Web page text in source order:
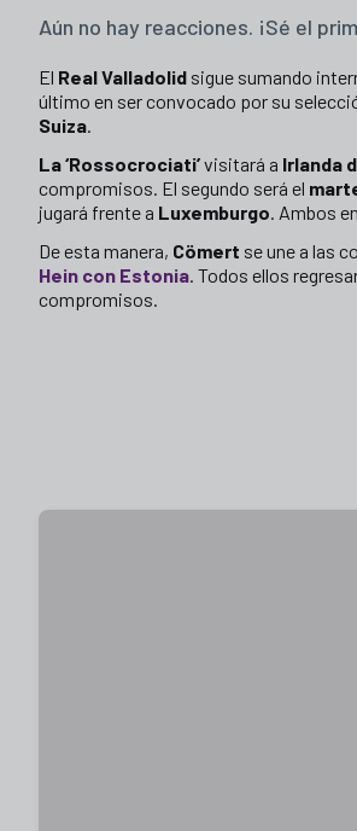
Aún no hay reacciones. ¡Sé el
El Real Valladolid sigue sumando
último en ser convocado por su
Suiza.
La ‘Rossocrociati’visitará a Irlanda
compromisos. El segundo será el
jugará frente a Luxemburgo. Ambos
De esta manera, Cömert se une a las
Hein con Estonia. Todos ellos
compromisos.